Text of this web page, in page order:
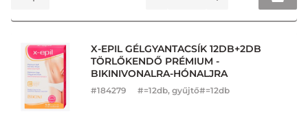
X-EPIL GÉLGYANTACSÍK 12DB+2DB
TÖRLŐKENDŐ PRÉMIUM -
BIKINIVONALRA-HÓNALJRA
#184279 #=12db, gyűjtő#=12db